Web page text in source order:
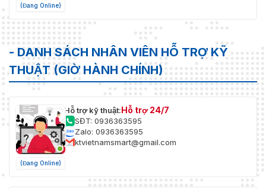
(Đang Online)
- DANH SÁCH NHÂN VIÊN HỖ TRỢ KỸ
THUẬT (GIỜ HÀNH CHÍNH)
(Đang Online)
Hỗ trợ kỹ thuật:Hỗ trợ 24/7
SĐT: 0936363595
Zalo: 0936363595
ktvietnamsmart@gmail.com